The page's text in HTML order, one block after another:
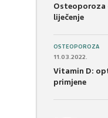
Osteoporoza
liječenje
OSTEOPOROZA
11.03.2022.
Vitamin D:
primjene